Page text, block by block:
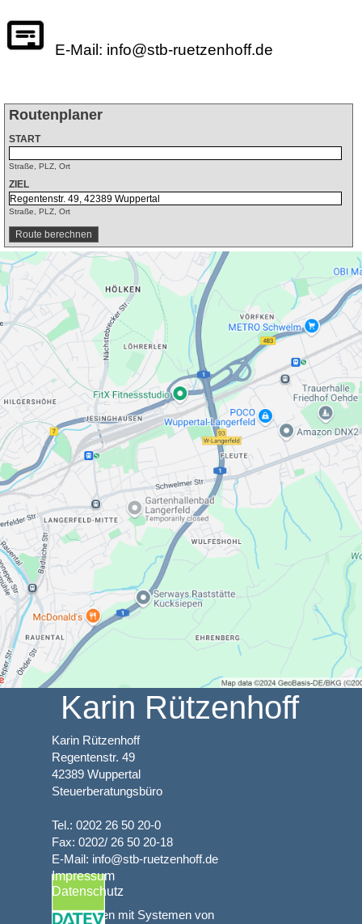
E-Mail: info@stb-ruetzenhoff.de
Routenplaner
START
Straße, PLZ, Ort
ZIEL
Straße, PLZ, Ort
Karin Rützenhoff
Regentenstr. 49
42389 Wuppertal
Steuerberatungsbüro
Tel.: 0202 26 50 20-0
Fax: 0202/ 26 50 20-18
E-Mail: info@stb-ruetzenhoff.de
Karin Rützenhoff
Wir arbeiten mit Systemen von
Impressum
Datenschutz